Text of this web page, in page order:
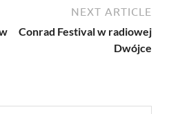
NEXT ARTICLE
Conrad Festival w radiowej
Dwójce